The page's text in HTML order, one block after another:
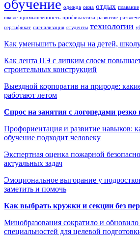
обучение одежда окна отдых плавание
школе промышленность профилактика развитие
сертификат сигнализация студенты технологии
Как уменьшить расходы на детей,
Как лента ПЭ с липким слоем
строительных конструкций
Выездной корпоратив на природе:
работают летом
Спрос на занятия с логопедами резко
Профориентация и развитие навыков:
обучение подходит человеку
Экспертная оценка пожарной
актуальных задач
Эмоциональное выгорание у
заметить и помочь
Как выбрать кружки и секции без
Минобразования сократило и обновило
специальностей для целевой